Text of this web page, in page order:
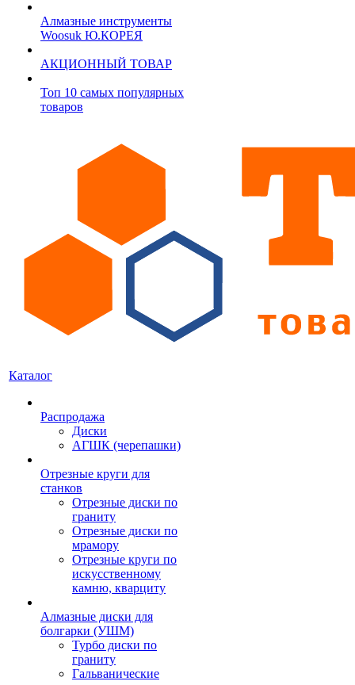
Алмазные инструменты
Woosuk Ю.КОРЕЯ
АКЦИОННЫЙ ТОВАР
Топ 10 самых популярных
товаров
Каталог
Распродажа
Диски
АГШК (черепашки)
Отрезные круги для
станков
Отрезные диски по
граниту
Отрезные диски по
мрамору
Отрезные круги по
искусственному
камню, кварциту
Алмазные диски для
болгарки (УШМ)
Турбо диски по
граниту
Гальванические